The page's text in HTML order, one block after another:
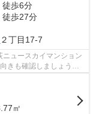
徒歩6分
徒歩27分
２丁目17-7
ュースカイマンション
きも確認しましょう。
㎡